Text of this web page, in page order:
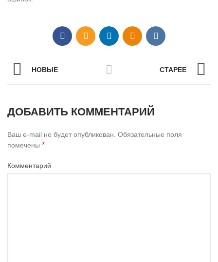
НОВЫЕ СТАРЕЕ
ДОБАВИТЬ КОММЕНТАРИЙ
Ваш e-mail не будет опубликован. Обязательные поля
помечены *
Комментарий